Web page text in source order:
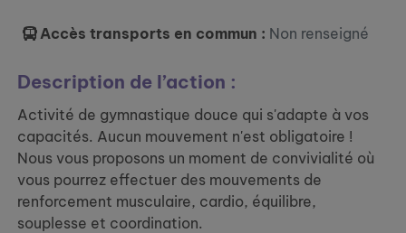
Accès transports en commun : Non renseigné
Description de l’action :
Activité de gymnastique douce qui s'adapte à vos
capacités. Aucun mouvement n'est obligatoire !
Nous vous proposons un moment de convivialité où
vous pourrez effectuer des mouvements de
renforcement musculaire, cardio, équilibre,
souplesse et coordination.